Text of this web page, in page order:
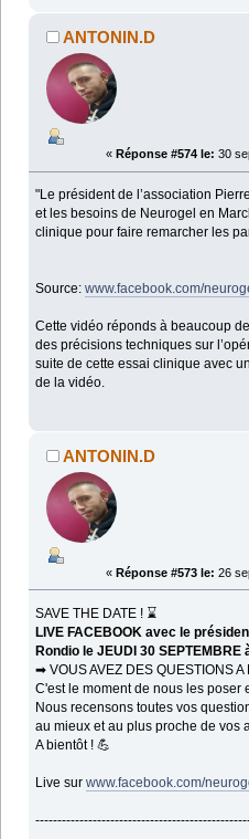
ANTONIN.D
« Réponse #574 le: 30
"Le président de l’association
et les besoins de Neurogel en
clinique pour faire remarcher les
Source:www.facebook.com/
Cette vidéo réponds à beaucoup
des précisions techniques sur
suite de cette essai clinique avec
de la vidéo.
ANTONIN.D
« Réponse #573 le: 26
SAVE THE DATE ! ⌛️
LIVE FACEBOOK avec le
Rondio le JEUDI 30 SEPTEMBRE
➡ VOUS AVEZ DES QUESTIONS A
C'est le moment de nous les poser
Nous recensons toutes vos
au mieux et au plus proche de vos
A bientôt ! 💪
Live surwww.facebook.com/